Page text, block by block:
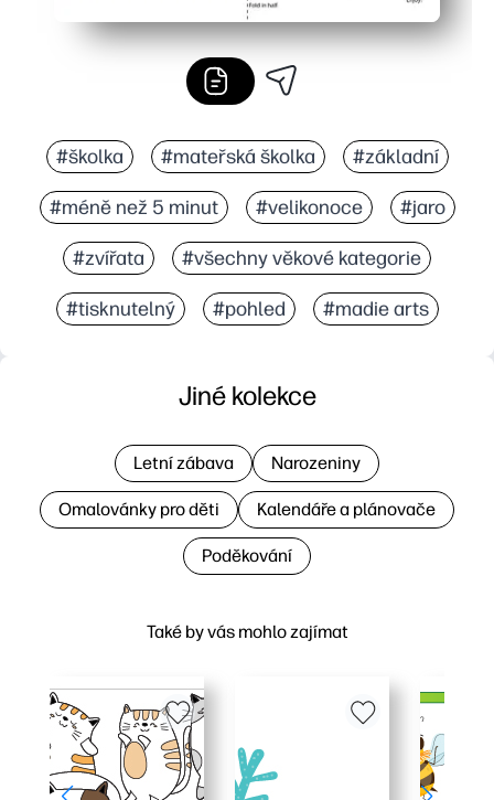
#školka #mateřská školka #základní
#méně než 5 minut #velikonoce #jaro
#zvířata #všechny věkové kategorie
#tisknutelný #pohled #madie arts
Také by vás mohlo zajímat
Jiné kolekce
Letní zábava Narozeniny
Omalovánky pro děti Kalendáře a plánovače
Poděkování